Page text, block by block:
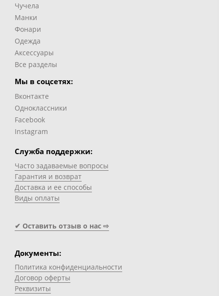
Чучела
Манки
Фонари
Одежда
Аксессуары
Все разделы
Мы в соцсетях:
Вконтакте
Одноклассники
Facebook
Instagram
Служба поддержки:
Часто задаваемые вопросы
Гарантия и возврат
Доставка и ее способы
Виды оплаты
✔ Оставить отзыв о нас ⇨
Документы:
Политика конфиденциальности
Договор оферты
Реквизиты